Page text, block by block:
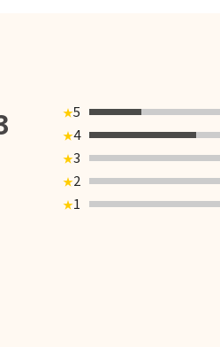
★5
★4
★3
★2
★1